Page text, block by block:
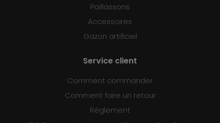
Paillassons
Accessoires
Gazon artificiel
Service client
Comment commander
Comment faire un retour
Règlement